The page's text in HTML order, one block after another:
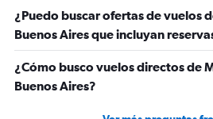
¿Puedo buscar ofertas de vuelos
Buenos Aires que incluyan
¿Cómo busco vuelos directos de
Buenos Aires?